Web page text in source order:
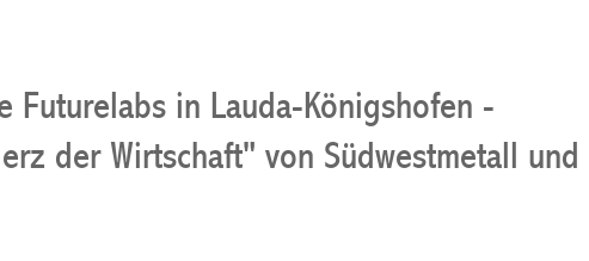
Futurelabs in Lauda-Königshofen -
der Wirtschaft" von Südwestmetall und